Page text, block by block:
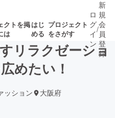
クトを掲
は
はじ
める
プロジェクト
をさがす
募集終了が近いプ
ロジェクト
ロ
グ
イ
ン
/
新
規
会
員
登
録
リラクゼーショ
めたい！
ッション 大阪府